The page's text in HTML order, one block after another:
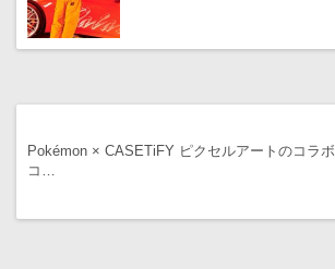
Pokémon × CASETiFY ピクセルアートのコラボ
コ…